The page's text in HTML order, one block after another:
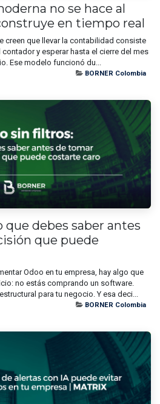
no se hace al
en tiempo real
creen que llevar la contabilidad consiste
y esperar hasta el cierre del mes
Ese modelo funcionó du...
BORNER Colombia
que debes saber antes
que puede
Odoo en tu empresa, hay algo que
no estás comprando un software.
para tu negocio. Y esa deci...
BORNER Colombia